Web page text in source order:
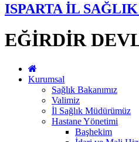
ISPARTA İL
EĞİRDİR
Kurumsal
Sağlık Bakanımız
Valimiz
İl Sağlık Müdürümüz
Hastane Yönetimi
Başhekim